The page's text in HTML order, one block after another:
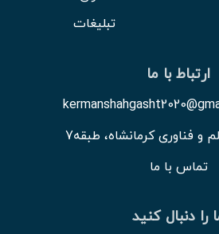
تبلیغات
ارتباط با ما
و فناوری کرمانشاه، طبقه7
تماس با ما
را دنبال کنید